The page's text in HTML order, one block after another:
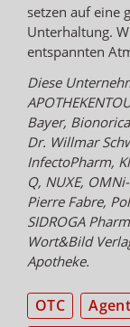
setzen auf eine
Unterhaltung.
entspannten
Diese
Bayer,
Dr. Willmar
InfectoPharm,
Q, NUXE,
Pierre Fabre,
SIDROGA
Wort&Bild
Apotheke.
OTC